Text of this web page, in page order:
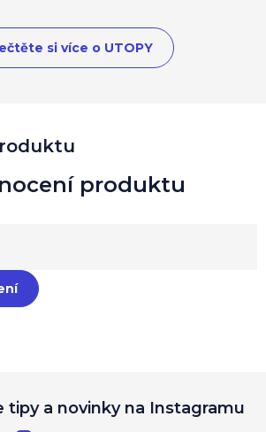
si více o UTOPY
tipy a novinky na Instagramu